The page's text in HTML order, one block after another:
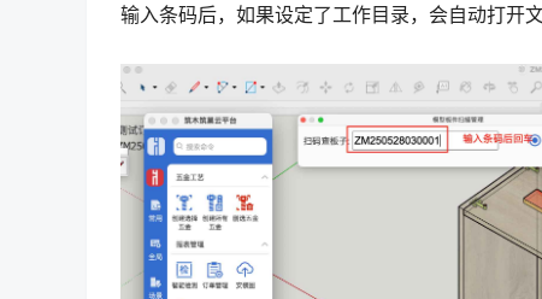
输入条码后，如果设定了工作目录，会自动打开